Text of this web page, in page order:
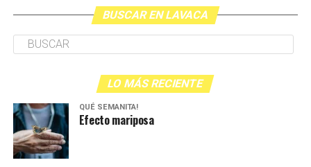
BUSCAR EN LAVACA
LO MÁS RECIENTE
QUÉ SEMANITA!
Efecto mariposa